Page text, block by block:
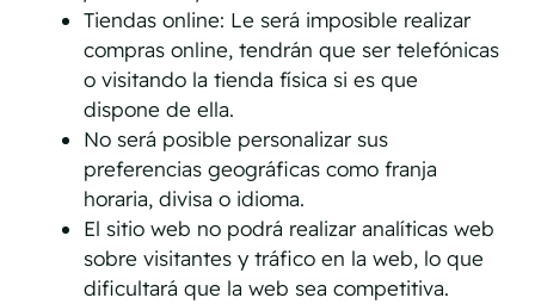
Tiendas online: Le será imposible realizar
compras online, tendrán que ser telefónicas
o visitando la tienda física si es que
dispone de ella.
No será posible personalizar sus
preferencias geográficas como franja
horaria, divisa o idioma.
El sitio web no podrá realizar analíticas web
sobre visitantes y tráfico en la web, lo que
dificultará que la web sea competitiva.